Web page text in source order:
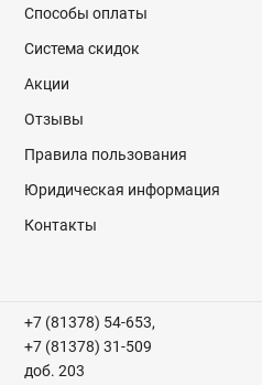
Способы оплаты
Система скидок
Акции
Отзывы
Правила пользования
Юридическая информация
Контакты
+7 (81378) 54-653,
+7 (81378) 31-509
доб. 203